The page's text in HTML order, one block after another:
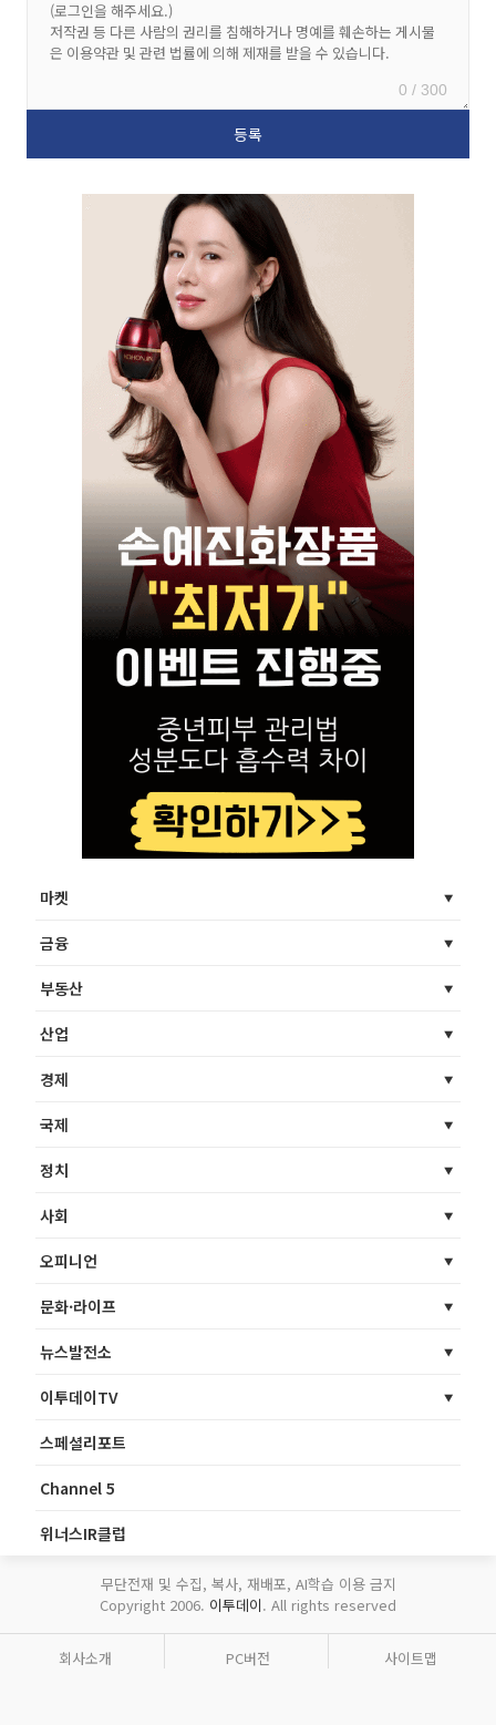
0 / 300
마켓
금융
부동산
산업
경제
국제
정치
사회
오피니언
문화·라이프
뉴스발전소
이투데이TV
스페셜리포트
Channel 5
위너스IR클럽
무단전재 및 수집, 복사, 재배포, AI학습 이용 금지
Copyright 2006. 이투데이. All rights reserved
회사소개 PC버전 사이트맵